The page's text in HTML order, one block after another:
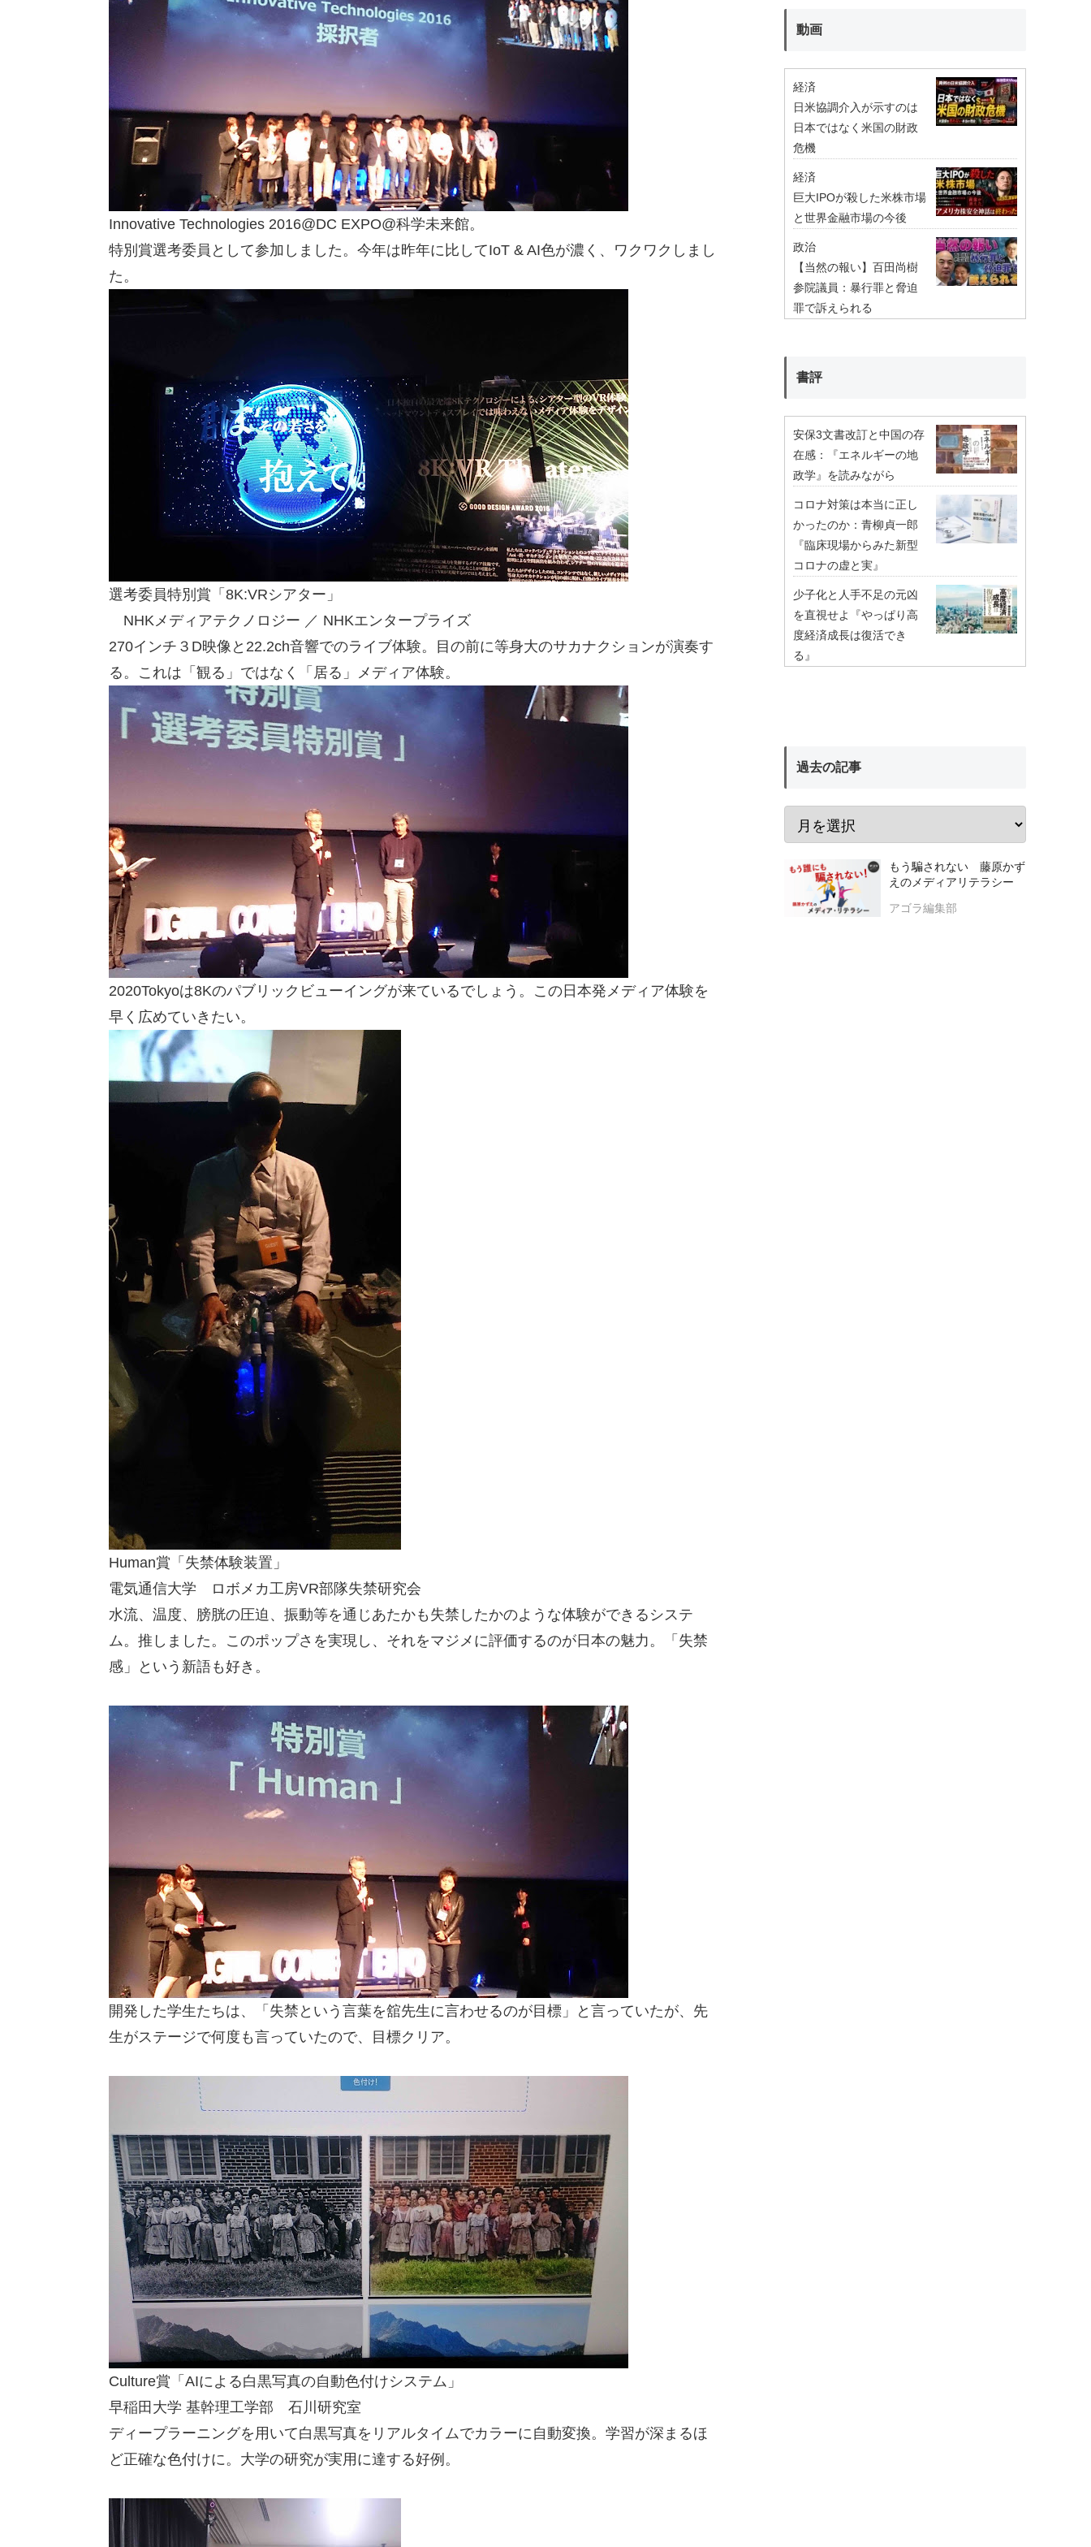
Innovative Technologies 2016@DC EXPO@科学未来館。
特別賞選考委員として参加しました。今年は昨年に比してIoT & AI色が濃く、ワクワクしまし
た。
選考委員特別賞「8K:VRシアター」
NHKメディアテクノロジー ／ NHKエンタープライズ
270インチ３D映像と22.2ch音響でのライブ体験。目の前に等身大のサカナクションが演奏す
る。これは「観る」ではなく「居る」メディア体験。
2020Tokyoは8Kのパブリックビューイングが来ているでしょう。この日本発メディア体験を
早く広めていきたい。
Human賞「失禁体験装置」
電気通信大学 ロボメカ工房VR部隊失禁研究会
水流、温度、膀胱の圧迫、振動等を通じあたかも失禁したかのような体験ができるシステ
ム。推しました。このポップさを実現し、それをマジメに評価するのが日本の魅力。「失禁
感」という新語も好き。
開発した学生たちは、「失禁という言葉を舘先生に言わせるのが目標」と言っていたが、先
生がステージで何度も言っていたので、目標クリア。
Culture賞「AIによる白黒写真の自動色付けシステム」
早稲田大学 基幹理工学部 石川研究室
ディープラーニングを用いて白黒写真をリアルタイムでカラーに自動変換。学習が深まるほ
ど正確な色付けに。大学の研究が実用に達する好例。
動画
経済
日米協調介入が示すのは
日本ではなく米国の財政
危機
経済
巨大IPOが殺した米株市場
と世界金融市場の今後
政治
【当然の報い】百田尚樹
参院議員：暴行罪と脅迫
罪で訴えられる
書評
安保3文書改訂と中国の存
在感：『エネルギーの地
政学』を読みながら
コロナ対策は本当に正し
かったのか：青柳貞一郎
『臨床現場からみた新型
コロナの虚と実』
少子化と人手不足の元凶
を直視せよ『やっぱり高
度経済成長は復活でき
る』
過去の記事
もう騙されない 藤原かず
えのメディアリテラシー
アゴラ編集部